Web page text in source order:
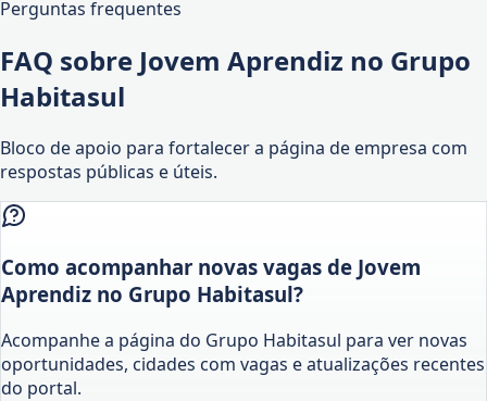
Perguntas frequentes
FAQ sobre Jovem Aprendiz no Grupo
Habitasul
Bloco de apoio para fortalecer a página de empresa com
respostas públicas e úteis.
Como acompanhar novas vagas de Jovem
Aprendiz no Grupo Habitasul?
Acompanhe a página do Grupo Habitasul para ver novas
oportunidades, cidades com vagas e atualizações recentes
do portal.